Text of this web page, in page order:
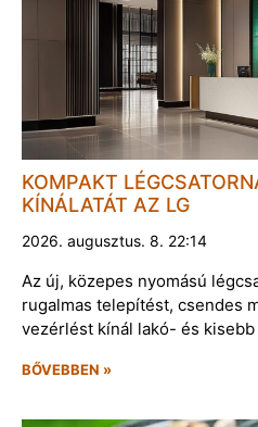
KOMPAKT
KÍNÁLATÁT AZ LG
2026. augusztus. 8. 22:14
Az új, közepes nyomású
rugalmas telepítést, csendes
vezérlést kínál lakó- és
BŐVEBBEN »